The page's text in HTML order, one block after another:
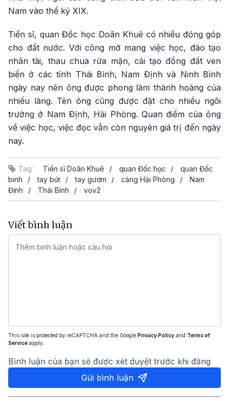
Nam vào thế kỷ XIX.
Tiến sĩ, quan Đốc học Doãn Khuê có nhiều đóng góp
cho đất nước. Với công mở mang việc học, đào tạo
nhân tài, thau chua rửa mặn, cải tạo đồng đất ven
biển ở các tỉnh Thái Bình, Nam Định và Ninh Bình
ngày nay nên ông được phong làm thành hoàng của
nhiều làng. Tên ông cũng được đặt cho nhiều ngôi
trường ở Nam Định, Hải Phòng. Quan điểm của ông
về việc học, việc đọc vẫn còn nguyên giá trị đến ngày
nay.
Tag: Tiến sĩ Doãn Khuê quan Đốc học
quan Đốc
binh
tay bút tay gươm cảng Hải Phòng
Nam
Định
Thái Bình vov2
Viết bình luận
This site is protected by reCAPTCHA and the Google Privacy Policy and Terms of
Service apply.
Bình luận của bạn sẽ được xét duyệt trước khi đăng
Gửi bình luận